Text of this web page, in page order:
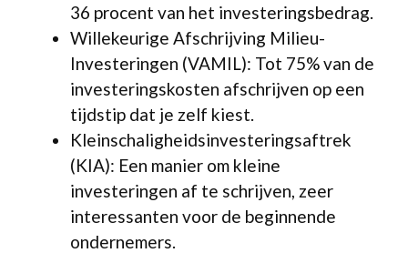
36 procent van het investeringsbedrag.
Willekeurige Afschrijving Milieu-
Investeringen (VAMIL): Tot 75% van de
investeringskosten afschrijven op een
tijdstip dat je zelf kiest.
Kleinschaligheidsinvesteringsaftrek
(KIA): Een manier om kleine
investeringen af te schrijven, zeer
interessanten voor de beginnende
ondernemers.